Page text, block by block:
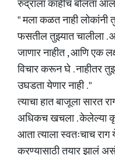
रुद्राला काहीच बोलता आलं
" मला कळत नाही
फसतील तुझ्यात चालीला .
जाणार नाहीत , आणि एक
विचार करून घे . नाहीतर
उघडता येणार नाही . "
त्याचा हात बाजूला सारत
अधिकच खचला . केलेल्या
आता त्याला स्वतःचाच राग
करण्यासाठी तयार झालं असं